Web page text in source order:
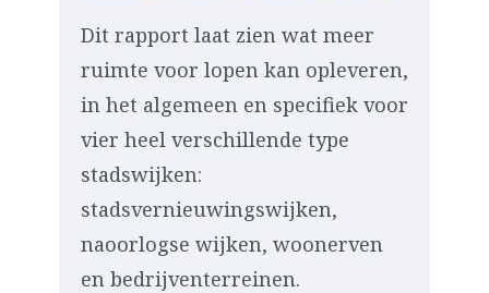
Dit rapport laat zien wat meer
ruimte voor lopen kan opleveren,
in het algemeen en specifiek voor
vier heel verschillende type
stadswijken:
stadsvernieuwingswijken,
naoorlogse wijken, woonerven
en bedrijventerreinen.